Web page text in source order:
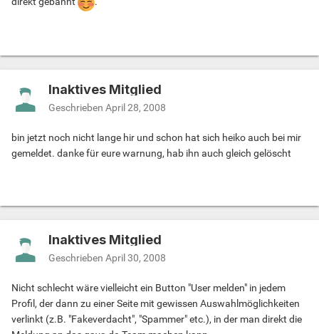
Inaktives Mitglied
Geschrieben April 28, 2008
bin jetzt noch nicht lange hir und schon hat sich heiko auch bei mir
gemeldet. danke für eure warnung, hab ihn auch gleich gelöscht
Inaktives Mitglied
Geschrieben April 30, 2008
Nicht schlecht wäre vielleicht ein Button "User melden" in jedem
Profil, der dann zu einer Seite mit gewissen Auswahlmöglichkeiten
verlinkt (z.B. "Fakeverdacht", "Spammer" etc.), in der man direkt die